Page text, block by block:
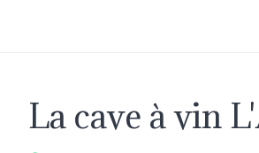
La cave à vin